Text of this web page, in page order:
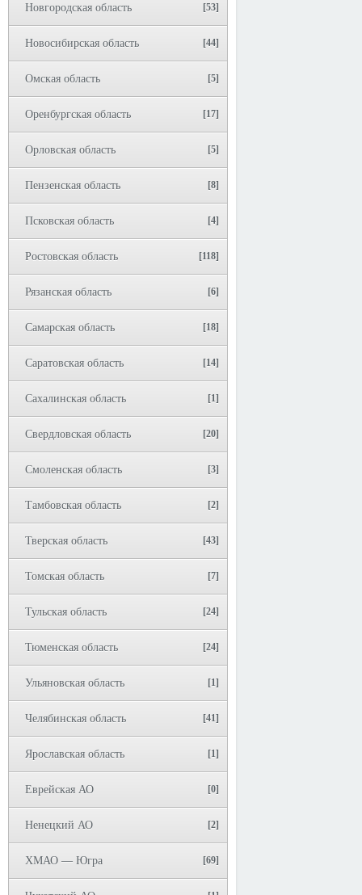
Новгородская область [53]
Новосибирская область [44]
Омская область [5]
Оренбургская область [17]
Орловская область [5]
Пензенская область [8]
Псковская область [4]
Ростовская область [118]
Рязанская область [6]
Самарская область [18]
Саратовская область [14]
Сахалинская область [1]
Свердловская область [20]
Смоленская область [3]
Тамбовская область [2]
Тверская область [43]
Томская область [7]
Тульская область [24]
Тюменская область [24]
Ульяновская область [1]
Челябинская область [41]
Ярославская область [1]
Еврейская АО [0]
Ненецкий АО [2]
ХМАО — Югра [69]